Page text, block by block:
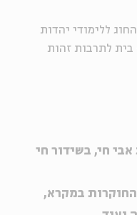
ללימודי יהדות
בית לתרבות זהות
חי, בשידור חי
במקרא,